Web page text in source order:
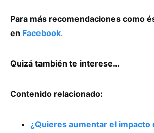
Para más recomendaciones como
en Facebook.
Quizá también te interese…
Contenido relacionado:
¿Quieres aumentar el impacto